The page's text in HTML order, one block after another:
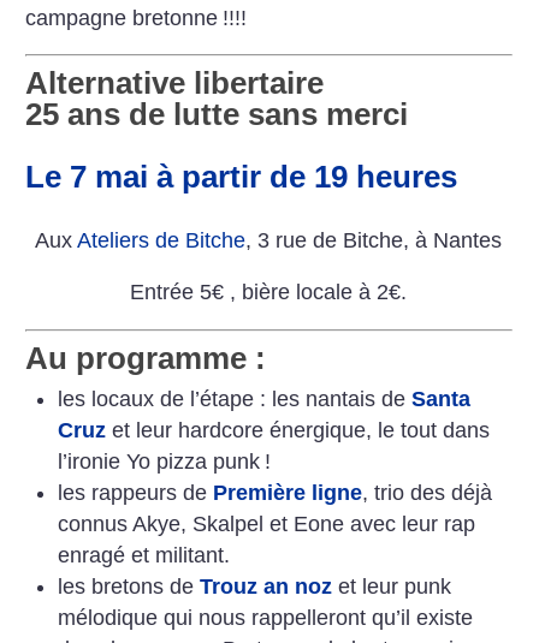
campagne bretonne !!!!
Alternative libertaire
25 ans de lutte sans merci
Le 7 mai à partir de 19 heures
AuxAteliers de Bitche, 3 rue de Bitche, à Nantes
Entrée 5€ , bière locale à 2€.
Au programme :
les locaux de l’étape : les nantais de Santa
Cruzet leur hardcore énergique, le tout dans
l’ironie Yo pizza punk !
les rappeurs de Première ligne, trio des déjà
connus Akye, Skalpel et Eone avec leur rap
enragé et militant.
les bretons de Trouz an nozet leur punk
mélodique qui nous rappelleront qu’il existe